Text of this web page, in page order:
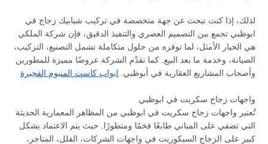
لذلك، إذا كنت تبحث عن جهة متخصصة في تركيب شبابيك زجاج في
ابوظبي تجمع بين التصميم العصري والتنفيذ الدقيق، فإن شركة الملكي
هي الخيار الأمثل، لما توفره من حلول متكاملة تشمل التصنيع، التركيب،
الصيانة، وخدمة ما بعد البيع. كما تقدّم الشركة عروضًا مميزة للمطورين
وأصحاب المشاريع العقارية في أبوظبي.
ابواب كاست المنيوم الفجيرة
واجهات زجاج سكريت في ابوظبي
تُعتبر واجهات زجاج سكريت في ابوظبي من المظاهر المعمارية الحديثة
التي تضفي على المباني طابعًا فخمًا ومتطورًا. حيث يتم الاعتماد بشكل
كبير على الزجاج السيكوريت في واجهات الشركات، الفلل، المتاجر،